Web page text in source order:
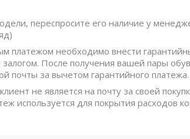
переспросите его наличие у
платежом необходимо внести
После получения вашей пары
почты за вычетом гарантийного платежа.
не является на почту за своей
используется для покрытия расходов